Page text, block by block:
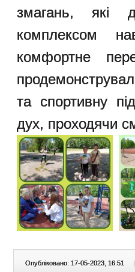
змагань, які
комплексом
комфортне
та спортивну
дух, проходячи
Опубліковано: 17-05-2023, 16:51 |